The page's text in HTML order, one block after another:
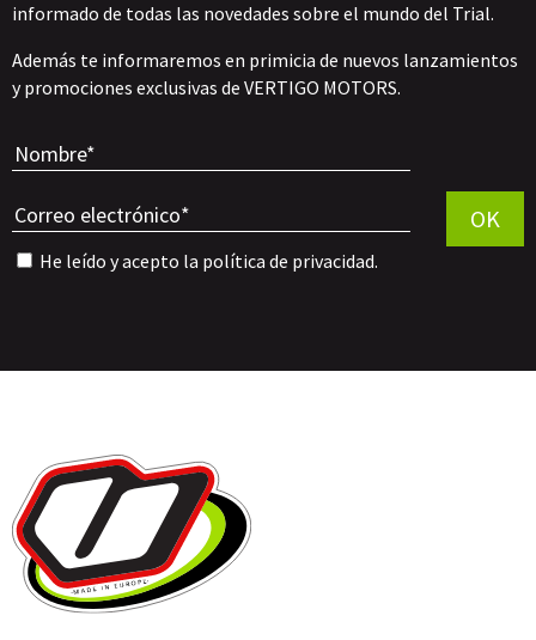
informado de todas las novedades sobre el mundo del Trial.
Además te informaremos en primicia de nuevos lanzamientos
y promociones exclusivas de VERTIGO MOTORS.
He leído y acepto la política de privacidad.
OK